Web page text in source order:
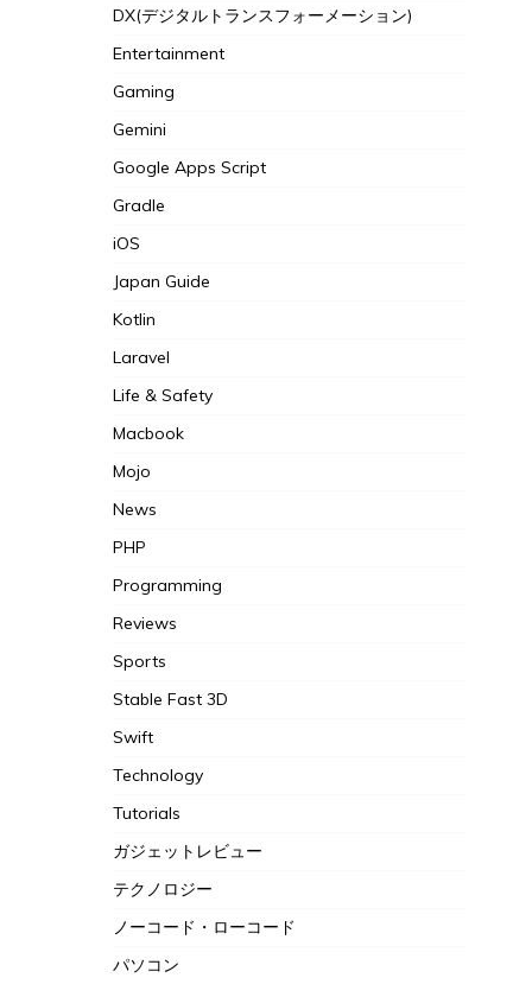
DX(デジタルトランスフォーメーション)
Entertainment
Gaming
Gemini
Google Apps Script
Gradle
iOS
Japan Guide
Kotlin
Laravel
Life & Safety
Macbook
Mojo
News
PHP
Programming
Reviews
Sports
Stable Fast 3D
Swift
Technology
Tutorials
ガジェットレビュー
テクノロジー
ノーコード・ローコード
パソコン